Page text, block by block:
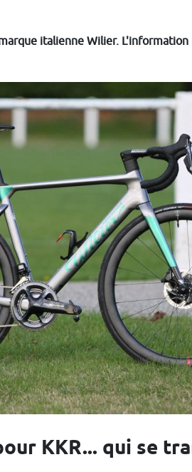
italienne Wilier.
KKR... qui se